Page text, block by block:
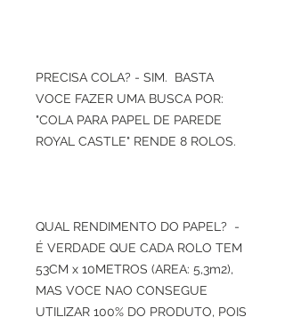
PRECISA COLA? - SIM. BASTA
VOCE FAZER UMA BUSCA POR:
"COLA PARA PAPEL DE PAREDE
ROYAL CASTLE" RENDE 8 ROLOS.
QUAL RENDIMENTO DO PAPEL? -
É VERDADE QUE CADA ROLO TEM
53CM x 10METROS (AREA: 5,3m2),
MAS VOCE NAO CONSEGUE
UTILIZAR 100% DO PRODUTO, POIS